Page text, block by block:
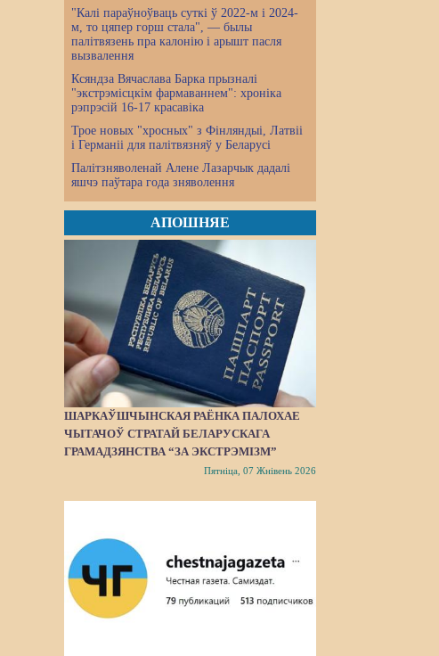
"Калі параўноўваць суткі ў 2022-м і 2024-
м, то цяпер горш стала", — былы
палітвязень пра калонію і арышт пасля
вызвалення
Ксяндза Вячаслава Барка прызналі
"экстрэмісцкім фармаваннем": хроніка
рэпрэсій 16-17 красавіка
Трое новых "хросных" з Фінляндыі, Латвіі
і Германіі для палітвязняў у Беларусі
Палітзняволенай Алене Лазарчык дадалі
яшчэ паўтара года зняволення
АПОШНЯЕ
ШАРКАЎШЧЫНСКАЯ РАЁНКА ПАЛОХАЕ
ЧЫТАЧОЎ СТРАТАЙ БЕЛАРУСКАГА
ГРАМАДЗЯНСТВА “ЗА ЭКСТРЭМІЗМ”
Пятніца, 07 Жнівень 2026